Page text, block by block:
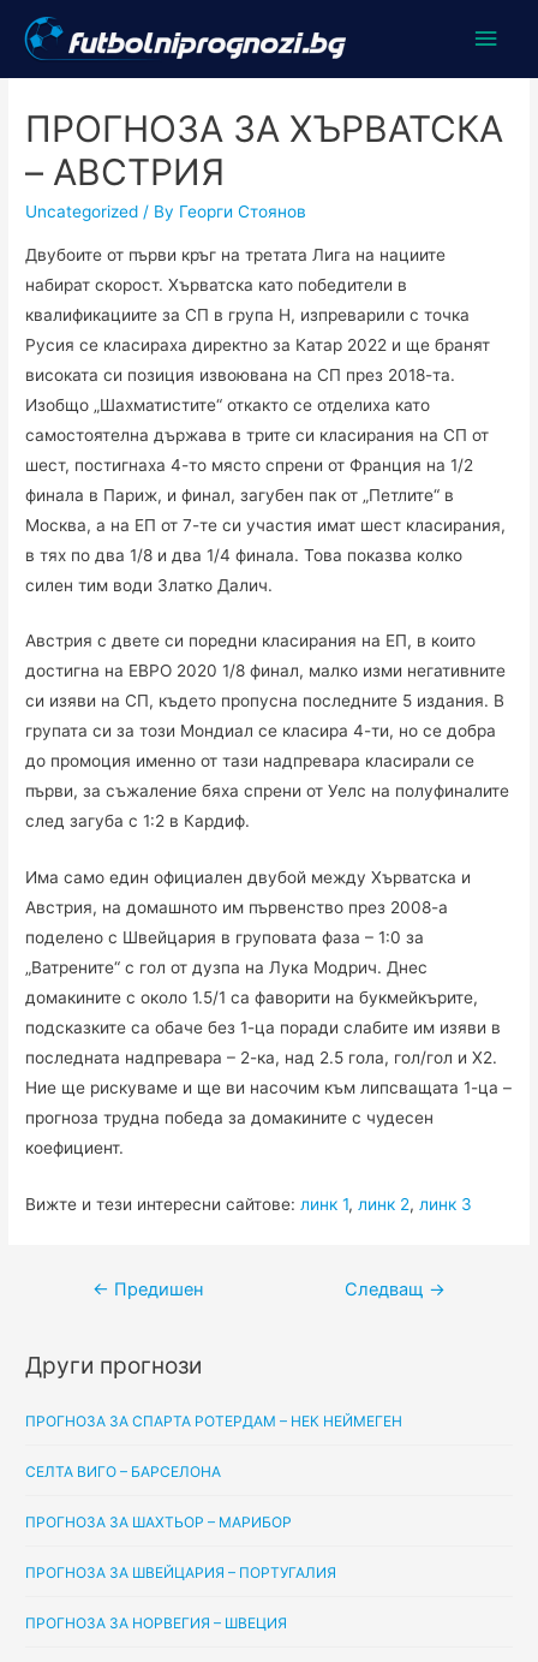
Main
ПРОГНОЗА ЗА ХЪРВАТСКА
– АВСТРИЯ
Uncategorized / By Георги Стоянов
Двубоите от първи кръг на третата Лига на нациите
набират скорост. Хърватска като победители в
квалификациите за СП в група H, изпреварили с точка
Русия се класираха директно за Катар 2022 и ще бранят
високата си позиция извоювана на СП през 2018-та.
Изобщо „Шахматистите“ откакто се отделиха като
самостоятелна държава в трите си класирания на СП от
шест, постигнаха 4-то място спрени от Франция на 1/2
финала в Париж, и финал, загубен пак от „Петлите“ в
Москва, а на ЕП от 7-те си участия имат шест класирания,
в тях по два 1/8 и два 1/4 финала. Това показва колко
силен тим води Златко Далич.
Австрия с двете си поредни класирания на ЕП, в които
достигна на ЕВРО 2020 1/8 финал, малко изми негативните
си изяви на СП, където пропусна последните 5 издания. В
групата си за този Мондиал се класира 4-ти, но се добра
до промоция именно от тази надпревара класирали се
първи, за съжаление бяха спрени от Уелс на полуфиналите
след загуба с 1:2 в Кардиф.
Има само един официален двубой между Хърватска и
Австрия, на домашното им първенство през 2008-а
поделено с Швейцария в груповата фаза – 1:0 за
„Ватрените“ с гол от дузпа на Лука Модрич. Днес
домакините с около 1.5/1 са фаворити на букмейкърите,
подсказките са обаче без 1-ца поради слабите им изяви в
последната надпревара – 2-ка, над 2.5 гола, гол/гол и Х2.
Ние ще рискуваме и ще ви насочим към липсващата 1-ца –
прогноза трудна победа за домакините с чудесен
коефициент.
Вижте и тези интересни сайтове:линк 1,линк 2,линк 3
Навигация
← Предишен Следващ →
Други прогнози
ПРОГНОЗА ЗА СПАРТА РОТЕРДАМ – НЕК НЕЙМЕГЕН
СЕЛТА ВИГО – БАРСЕЛОНА
ПРОГНОЗА ЗА ШАХТЬОР – МАРИБОР
ПРОГНОЗА ЗА ШВЕЙЦАРИЯ – ПОРТУГАЛИЯ
ПРОГНОЗА ЗА НОРВЕГИЯ – ШВЕЦИЯ